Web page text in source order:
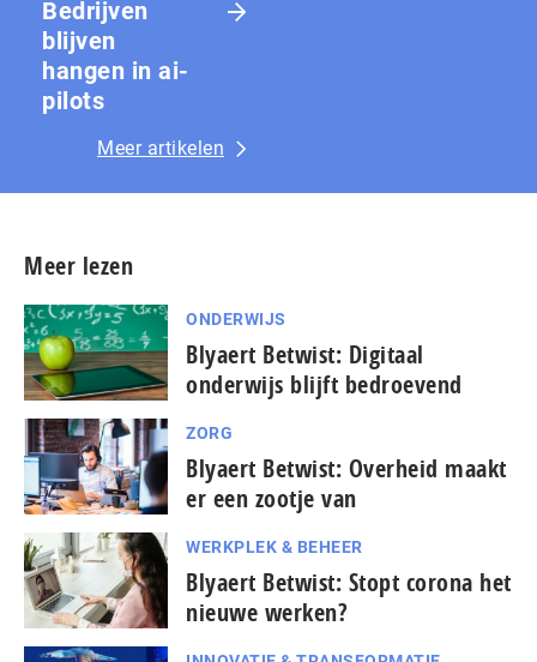
Bedrijven
blijven
hangen in ai-
pilots
Meer artikelen
Meer lezen
ONDERWIJS
Blyaert Betwist: Digitaal
onderwijs blijft bedroevend
ZORG
Blyaert Betwist: Overheid maakt
er een zootje van
WERKPLEK & BEHEER
Blyaert Betwist: Stopt corona het
nieuwe werken?